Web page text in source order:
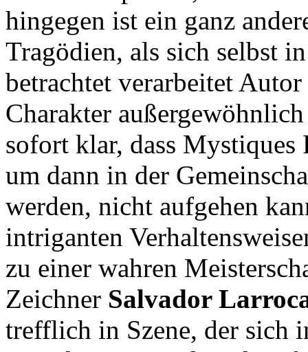
hingegen ist ein ganz
Tragödien, als sich selbst
betrachtet verarbeitet Autor
Charakter
sofort klar, dass
um dann in der
werden, nicht aufgehen
intriganten
zu einer wahren
Zeichner Salvador
trefflich in Szene, der sich